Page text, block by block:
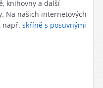
knihovny a další
Na našich internetových
např. skříně s posuvnými